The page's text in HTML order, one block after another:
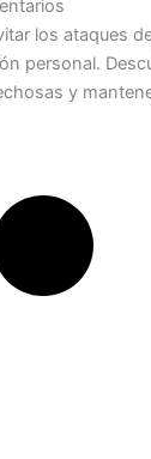
los ataques
personal.
y